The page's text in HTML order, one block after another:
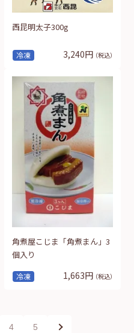
冷凍
西昆明太子300g
3,240円 （税込）
冷凍
角煮屋こじま「角煮まん」3
個入り
1,663円 （税込）
4 5